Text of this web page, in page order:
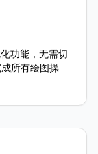
功能，无需切
所有绘图操